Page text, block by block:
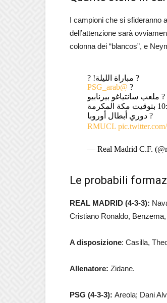
I campioni che si sfideranno
dell’attenzione sarà
colonna dei “blancos”, e
? مباراة الليلة! ?
?
@PSG_arab
? ملعب سانتياغو بيرنابيو
? دوري أبطال أوروبا
— Real Madrid C.F.
Le probabili
REAL MADRID (4-3-3):
Cristiano Ronaldo,
A disposizione: Casilla,
Allenatore: Zidane.
PSG (4-3-3): Areola; Dani